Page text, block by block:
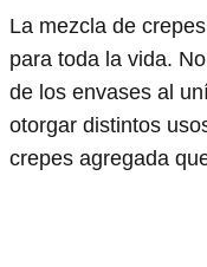
La mezcla de
para toda la vida.
de los envases al
otorgar distintos
crepes agregada